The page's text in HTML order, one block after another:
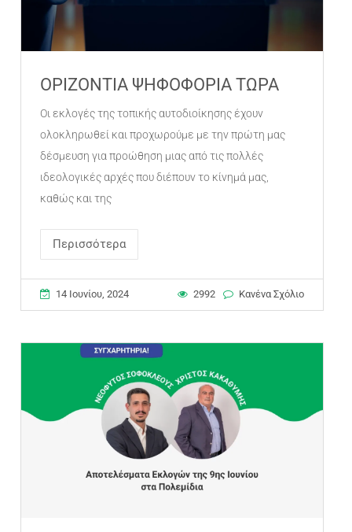
ΟΡΙΖΟΝΤΙΑ ΨΗΦΟΦΟΡΙΑ ΤΩΡΑ
Οι εκλογές της τοπικής αυτοδιοίκησης έχουν
ολοκληρωθεί και προχωρούμε με την πρώτη μας
δέσμευση για προώθηση μιας από τις πολλές
ιδεολογικές αρχές που διέπουν το κίνημά μας,
καθώς και της
Περισσότερα
14 Ιουνίου, 2024 2992 Κανένα Σχόλιο